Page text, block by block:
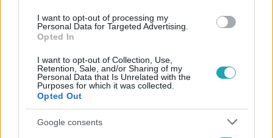
I want to opt-out of processing my
Personal Data for Targeted Advertising.
Opted In
I want to opt-out of Collection, Use,
Retention, Sale, and/or Sharing of my
Personal Data that Is Unrelated with the
Purposes for which it was collected.
Opted Out
Google consents
Népszerű